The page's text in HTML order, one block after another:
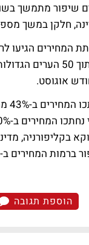
שיפור מתמשך
חלקן במשך
המחירים הגיעו
המחירים ב-24 מתוך 50
אוגוסט.
דווקא בקליפורניה,
הוספת תגובה